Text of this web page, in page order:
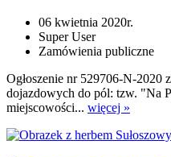
06 kwietnia 2020r.
Super User
Zamówienia publiczne
Ogłoszenie nr 529706-N-2020
dojazdowych do pól: tzw. "Na
miejscowości... więcej »